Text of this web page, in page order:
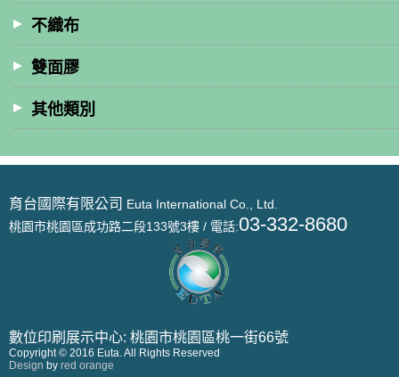
不織布
雙面膠
其他類別
育台國際有限公司 Euta International Co., Ltd.
桃園市桃園區成功路二段133號3樓 / 電話:03-332-8680
數位印刷展示中心: 桃園市桃園區桃一街66號
Copyright © 2016 Euta. All Rights Reserved
Design by red orange